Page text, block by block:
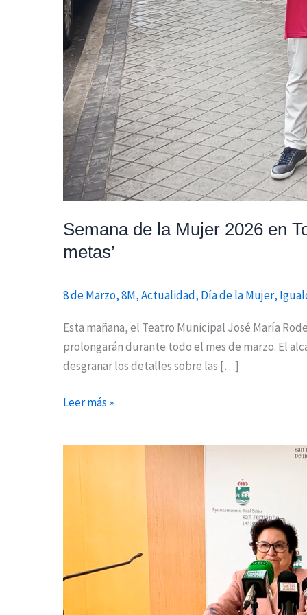
Semana de la Mujer 2026 en
metas’
8 de Marzo,8M,Actualidad, Día de la Mujer,
Esta mañana, el Teatro Municipal José María
prolongarán durante todo el mes de marzo. El
desgranar los detalles sobre las […]
Leer más »
celebrar
8M